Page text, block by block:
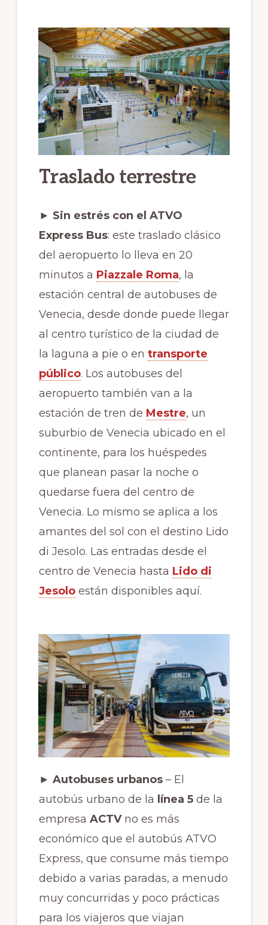
Traslado terrestre
► Sin estrés con el ATVO
Express Bus: este traslado clásico
del aeropuerto lo lleva en 20
minutos a Piazzale Roma, la
estación central de autobuses de
Venecia, desde donde puede llegar
al centro turístico de la ciudad de
la laguna a pie o en transporte
público. Los autobuses del
aeropuerto también van a la
estación de tren de Mestre, un
suburbio de Venecia ubicado en el
continente, para los huéspedes
que planean pasar la noche o
quedarse fuera del centro de
Venecia. Lo mismo se aplica a los
amantes del sol con el destino Lido
di Jesolo. Las entradas desde el
centro de Venecia hasta Lido di
Jesoloestán disponibles aquí.
► Autobuses urbanos– El
autobús urbano de la línea 5de la
empresa ACTV no es más
económico que el autobús ATVO
Express, que consume más tiempo
debido a varias paradas, a menudo
muy concurridas y poco prácticas
para los viajeros que viajan